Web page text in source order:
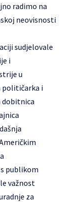
radimo na
neovisnosti
sudjelovale
i
u
političarka i
dobitnica
publikom
važnost
za